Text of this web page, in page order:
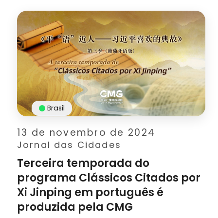
13 de novembro de 2024
Jornal das Cidades
Brasil
Terceira temporada do
programa Clássicos Citados por
Xi Jinping em português é
produzida pela CMG